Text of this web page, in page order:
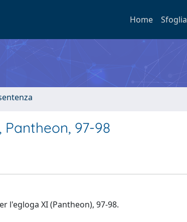
Home Sfoglia
97-98
l'egloga XI (Pantheon), 97-98.